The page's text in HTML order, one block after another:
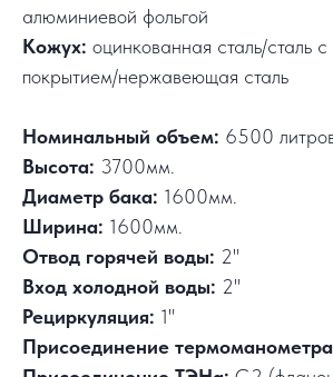
алюминиевой фольгой
Кожух: оцинкованная сталь/сталь
покрытием/нержавеющая сталь
Номинальный объем: 6500
Высота: 3700мм.
Диаметр бака: 1600мм.
Ширина: 1600мм.
Отвод горячей воды: 2"
Вход холодной воды: 2"
Рециркуляция: 1"
Присоединение